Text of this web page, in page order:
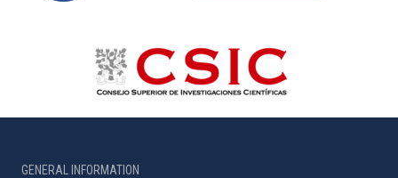
GENERAL INFORMATION